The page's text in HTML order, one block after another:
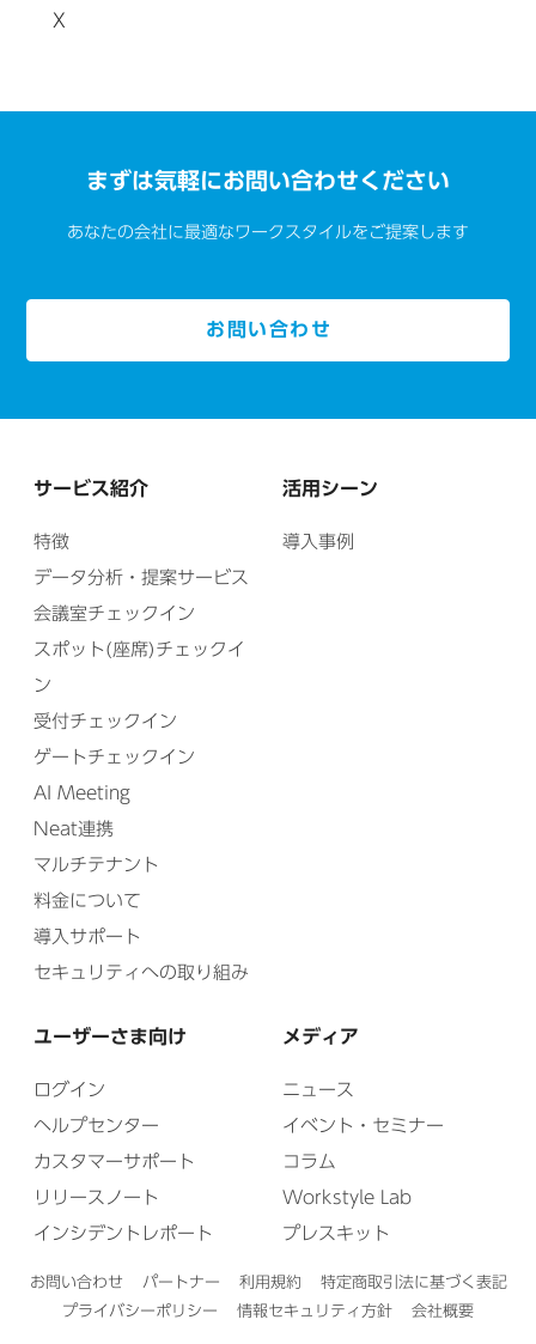
X
まずは気軽にお問い合わせください
あなたの会社に最適なワークスタイルをご提案します
お問い合わせ
サービス紹介
特徴
データ分析・提案サービス
会議室チェックイン
スポット(座席)チェックイ
ン
受付チェックイン
ゲートチェックイン
AI Meeting
Neat連携
マルチテナント
料金について
導入サポート
セキュリティへの取り組み
活用シーン
導入事例
ユーザーさま向け
ログイン
ヘルプセンター
カスタマーサポート
リリースノート
インシデントレポート
メディア
ニュース
イベント・セミナー
コラム
Workstyle Lab
プレスキット
お問い合わせ パートナー 利用規約
特定商取引法に基づく表記
プライバシーポリシー
情報セキュリティ方針 会社概要